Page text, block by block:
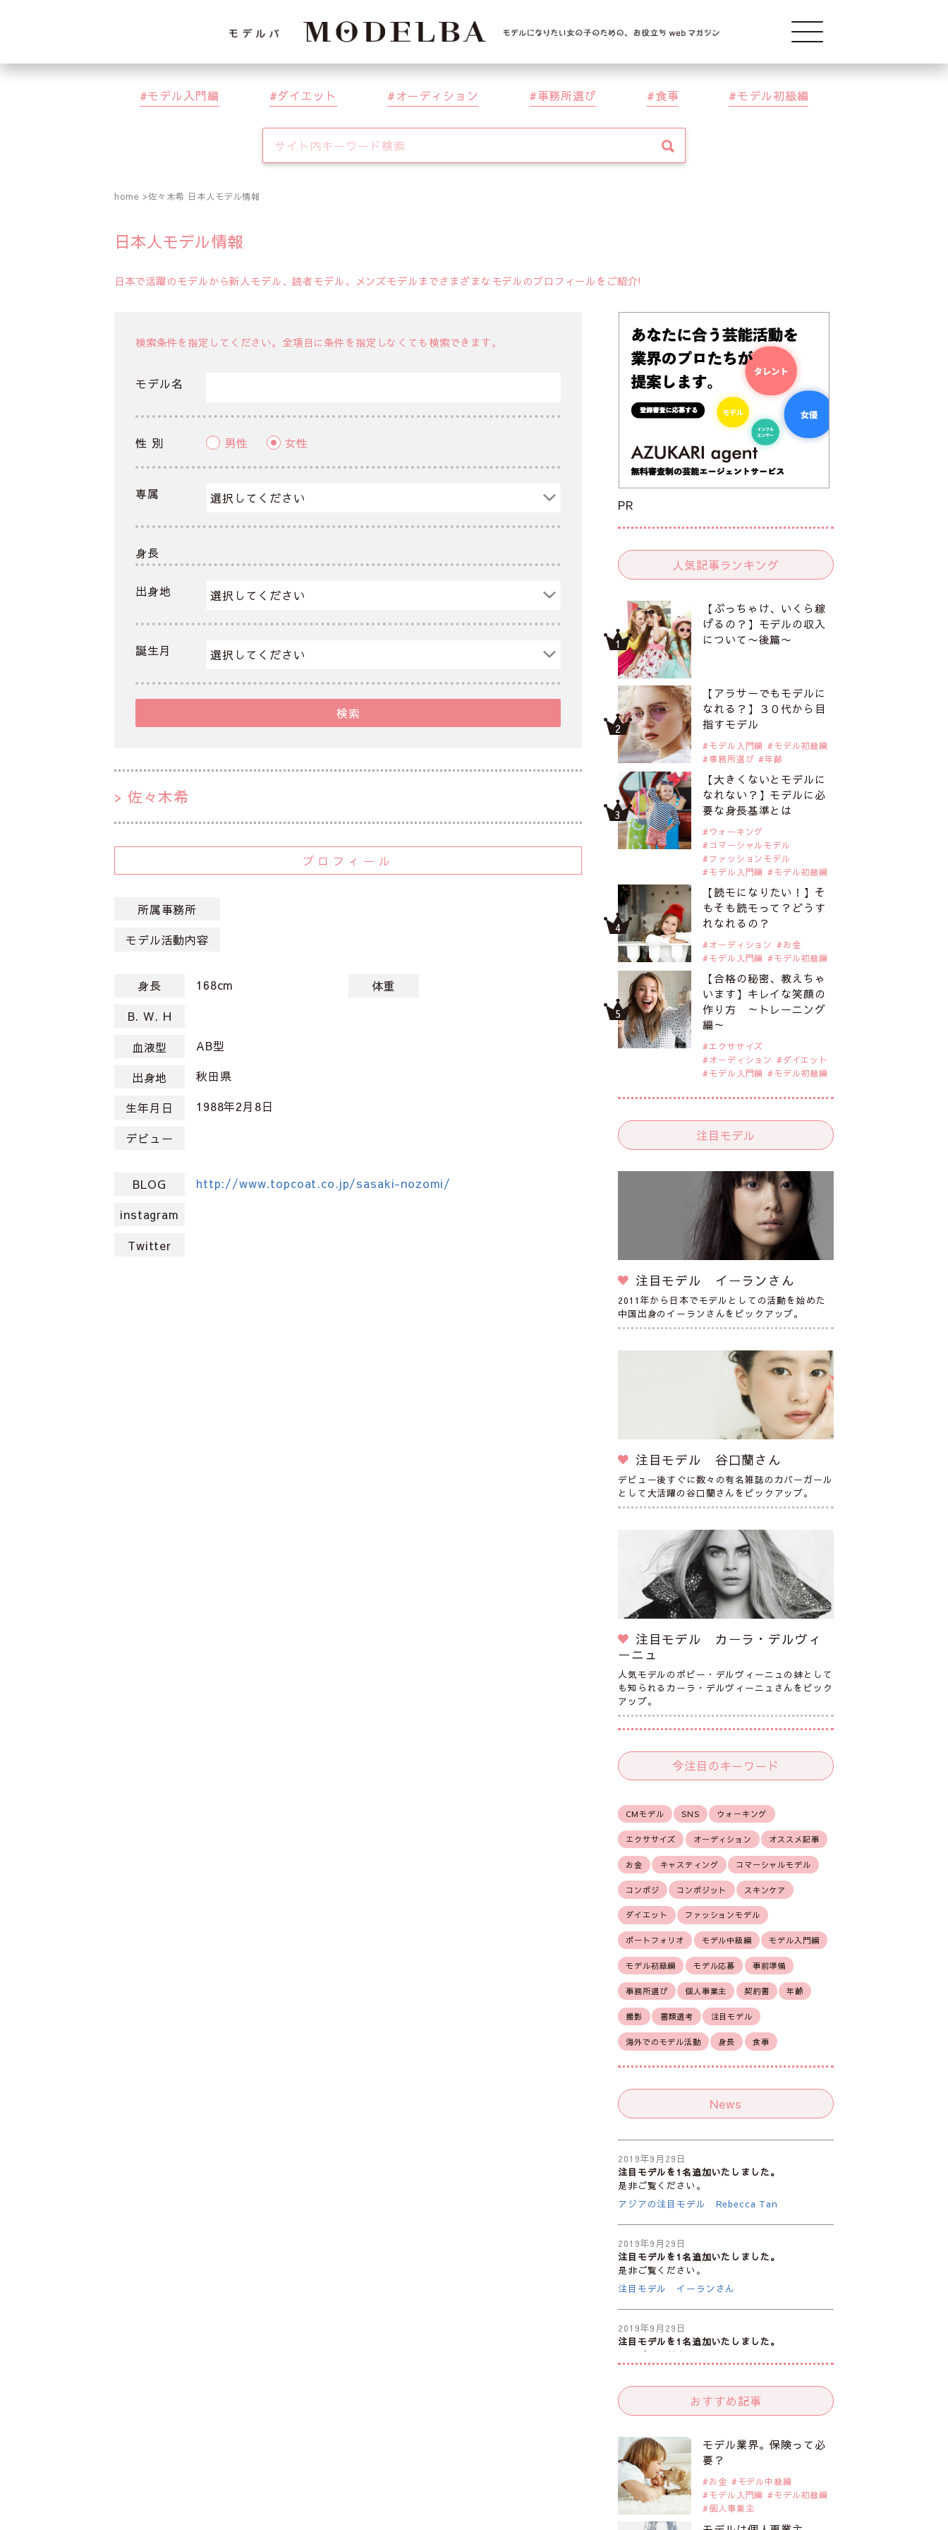
Modelba
モデル入門編 ダイエット オーディション 事務所選び 食事 モデル初級編
home 佐々木希 日本人モデル情報
日本人モデル情報
日本で活躍のモデルから新人モデル、読者モデル、メンズモデルまでさまざまなモデルのプロフィールをご紹介!
検索条件を指定してください。全項目に条件を指定しなくても検索できます。
モデル名
性 別 男性 女性
専属
身長
出身地
誕生月
検索
佐々木希
プロフィール
所属事務所
モデル活動内容
身長 168cm
体重
B. W. H
血液型
AB型
出身地 秋田県
生年月日 1988年2月8日
デビュー
BLOG http://www.topcoat.co.jp/sasaki-nozomi/
instagram
Twitter
PR
人気記事ランキング
【ぶっちゃけ、いくら稼
げるの？】モデルの収入
について〜後篇〜
【アラサーでもモデルに
なれる？】３０代から目
指すモデル
モデル入門編
モデル初級編
事務所選び
年齢
【大きくないとモデルに
なれない？】モデルに必
要な身長基準とは
ウォーキング
コマーシャルモデル
ファッションモデル
モデル入門編
モデル初級編
【読モになりたい！】そ
もそも読モって？どうす
れなれるの？
オーディション
お金
モデル入門編
モデル初級編
【合格の秘密、教えちゃ
います】キレイな笑顔の
作り方 ～トレーニング
編～
エクササイズ
オーディション
ダイエット
モデル入門編
モデル初級編
注目モデル
注目モデル イーランさん
2011年から日本でモデルとしての活動を始めた
中国出身のイーランさんをピックアップ。
注目モデル 谷口蘭さん
デビュー後すぐに数々の有名雑誌のカバーガール
として大活躍の谷口蘭さんをピックアップ。
注目モデル カーラ・デルヴィ
ーニュ
人気モデルのポピー・デルヴィーニュの妹として
も知られるカーラ・デルヴィーニュさんをピック
アップ。
今注目のキーワード
CMモデル SNS ウォーキング
エクササイズ オーディション オススメ記事
お金 キャスティング コマーシャルモデル
コンポジ コンポジット スキンケア
ダイエット ファッションモデル
ポートフォリオ モデル中級編 モデル入門編
モデル初級編 モデル応募 事前準備
事務所選び 個人事業主 契約書 年齢
撮影 書類選考 注目モデル
海外でのモデル活動 身長 食事
News
2019年9月29日
注目モデルを1名追加いたしました。
是非ご覧ください。
アジアの注目モデル Rebecca Tan
2019年9月29日
注目モデルを1名追加いたしました。
是非ご覧ください。
注目モデル イーランさん
2019年9月29日
注目モデルを1名追加いたしました。
是非ご覧ください。
2019年9月29日
是非ご覧ください。
注目モデル カーラ・デルヴィーニュ
2019年9月29日
注目モデルを1名追加いたしました。
是非ご覧ください。
おすすめ記事
モデル業界。保険って必
要？
お金
モデル中級編
モデル入門編
モデル初級編
個人事業主